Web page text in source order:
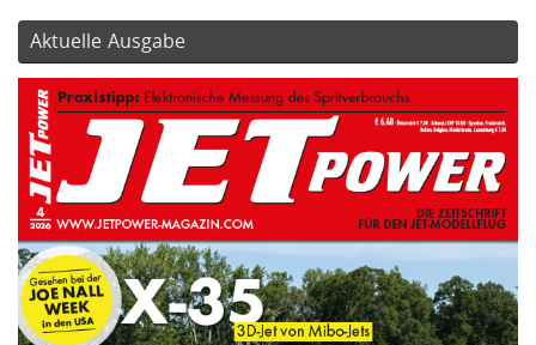
Aktuelle Ausgabe